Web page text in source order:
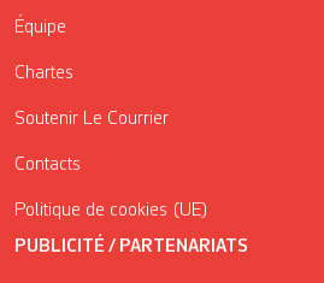
Équipe
Chartes
Soutenir Le Courrier
Contacts
Politique de cookies (UE)
PUBLICITÉ / PARTENARIATS